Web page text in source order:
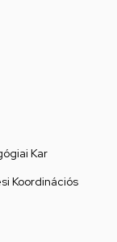
Kar
Koordinációs